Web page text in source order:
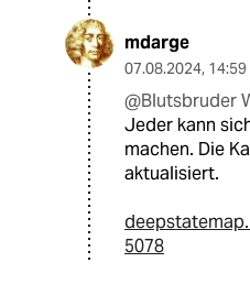
mdarge
07.08.2024,
@Blutsbruder
Jeder kann
machen. Die
aktualisiert.
5078